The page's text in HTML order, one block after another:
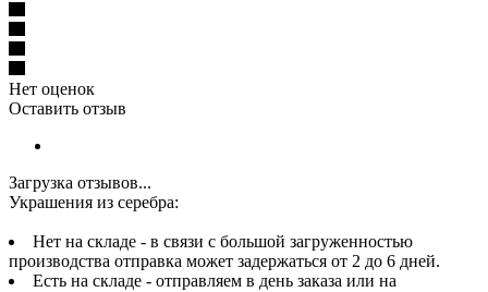
Нет оценок
Оставить отзыв
Загрузка отзывов...
Украшения из серебра:
Нет на складе - в связи с большой загруженностью
производства отправка может задержаться от 2 до 6 дней.
Есть на складе - отправляем в день заказа или на